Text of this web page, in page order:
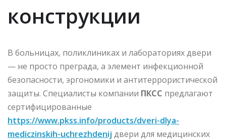
конструкции
В больницах, поликлиниках и лабораториях двери
— не просто преграда, а элемент инфекционной
безопасности, эргономики и антитеррористической
защиты. Специалисты компании ПКСС предлагают
сертифицированные
https://www.pkss.info/products/dveri-dlya-
mediczinskih-uchrezhdenij двери для медицинских